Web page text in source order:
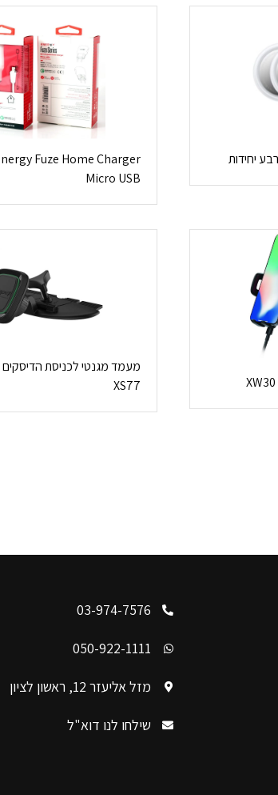
Micro USB
XS77
03-974-7576
050-922-1111
מזל אליעזר 12, ראשון לציון
שילחו לנו דוא"ל